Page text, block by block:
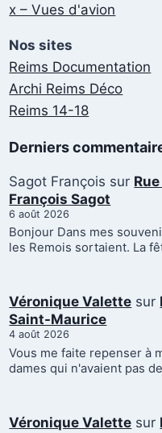
x – Vues d'avion
Nos sites
Reims Documentation
Archi Reims Déco
Reims 14-18
Derniers
Sagot François sur
François Sagot
6 août 2026
Bonjour Dans mes
les Remois sortaient. La
Véronique Valette sur
Saint-Maurice
4 août 2026
Vous me faite repenser à
dames qui n'avaient pas
Véronique Valette sur